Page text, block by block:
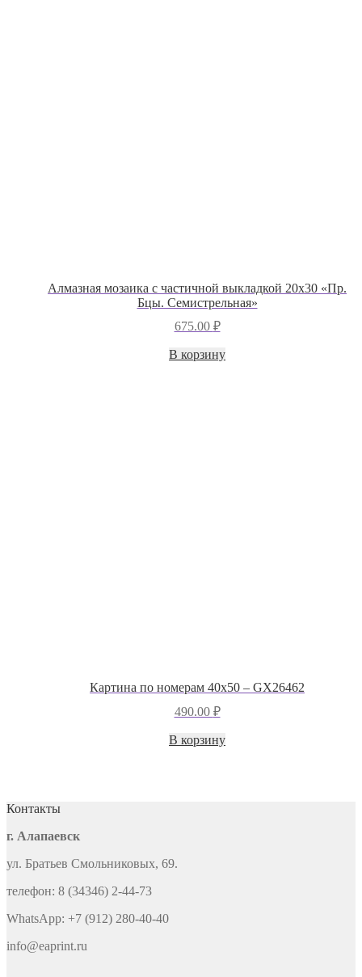
Алмазная мозаика с частичной выкладкой 20х30 «Пр.
Бцы. Семистрельная»
675.00 ₽
В корзину
Картина по номерам 40х50 – GX26462
490.00 ₽
В корзину
Контакты
г. Алапаевск
ул. Братьев Смольниковых, 69.
телефон: 8 (34346) 2-44-73
WhatsApp: +7 (912) 280-40-40
info@eaprint.ru